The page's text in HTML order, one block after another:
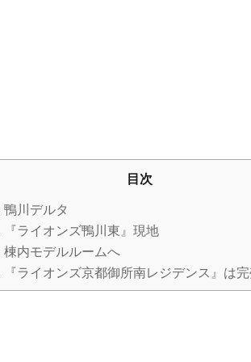
目次
鴨川デルタ
『ライオンズ鴨川東』現地
棟内モデルルームへ
『ライオンズ京都御所南レジデンス』は